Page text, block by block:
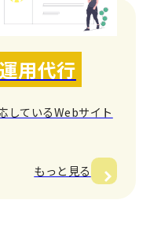
用代行
しているWebサイト
もっと見る